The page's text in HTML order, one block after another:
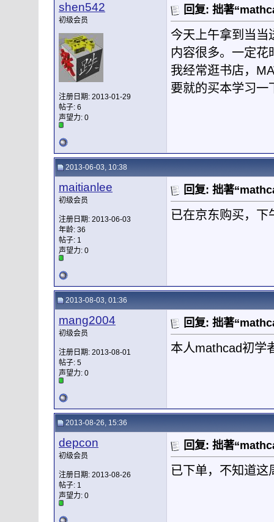
shen542
初级会员
注册日期: 2013-01-29
帖子: 6
声望力: 0
回复: 拙著
今天上午拿到当当
内容很多。一定花
我经常逛书店，
要就的买本学习一
2013-06-03, 10:38
maitianlee
初级会员
注册日期: 2013-06-03
年龄: 36
帖子: 1
声望力: 0
回复: 拙著
已在京东购买，
2013-08-03, 01:36
mang2004
初级会员
注册日期: 2013-08-01
帖子: 5
声望力: 0
回复: 拙著
本人mathcad初学
2013-08-26, 15:36
depcon
初级会员
注册日期: 2013-08-26
帖子: 1
声望力: 0
回复: 拙著
已下单，不知道